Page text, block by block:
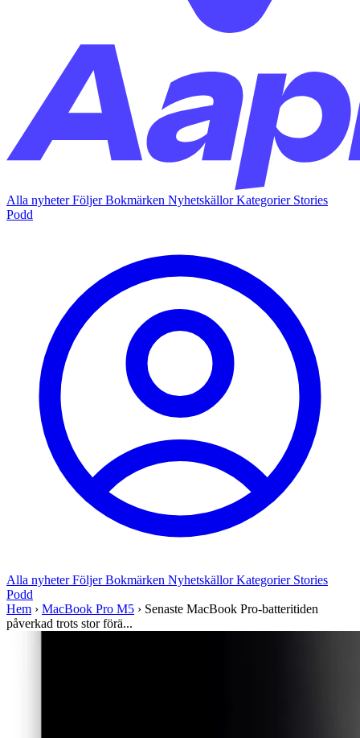
Alla nyheterFöljerBokmärken NyhetskällorKategorier Stories
Podd
Alla nyheterFöljerBokmärken NyhetskällorKategorier Stories
Podd
Hem › MacBook Pro M5 › Senaste MacBook Pro-batteritiden
påverkad trots stor förä...